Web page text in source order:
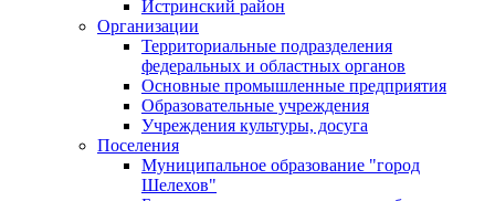
Истринский район
Организации
Территориальные подразделения
федеральных и областных органов
Основные промышленные предприятия
Образовательные учреждения
Учреждения культуры, досуга
Поселения
Муниципальное образование "город
Шелехов"